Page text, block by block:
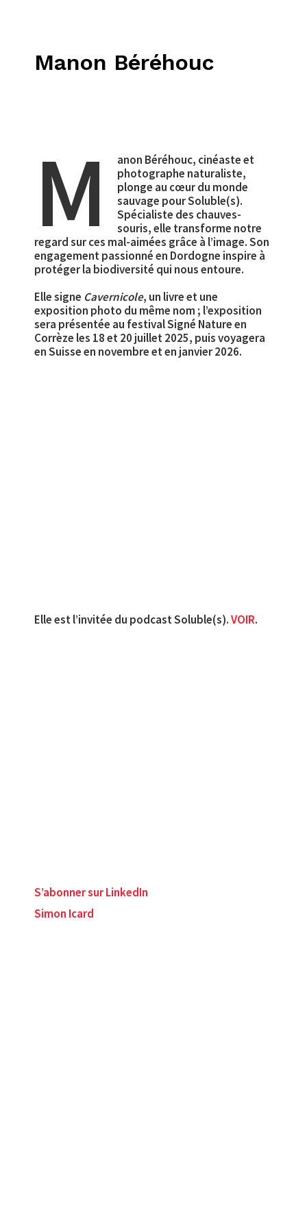
Manon Béréhouc
M
anon Béréhouc, cinéaste et
photographe naturaliste,
plonge au cœur du monde
sauvage pour Soluble(s).
Spécialiste des chauves-
souris, elle transforme notre
regard sur ces mal-aimées grâce à l’image. Son
engagement passionné en Dordogne inspire à
protéger la biodiversité qui nous entoure.
Elle signe Cavernicole, un livre et une
exposition photo du même nom ; l’exposition
sera présentée au festival Signé Nature en
Corrèze les 18 et 20 juillet 2025, puis voyagera
en Suisse en novembre et en janvier 2026.
Elle est l’invitée du podcast Soluble(s).VOIR.
S’abonner sur LinkedIn
Simon Icard